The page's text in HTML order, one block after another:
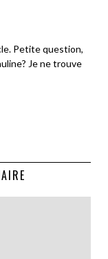
Petite question,
Je ne trouve